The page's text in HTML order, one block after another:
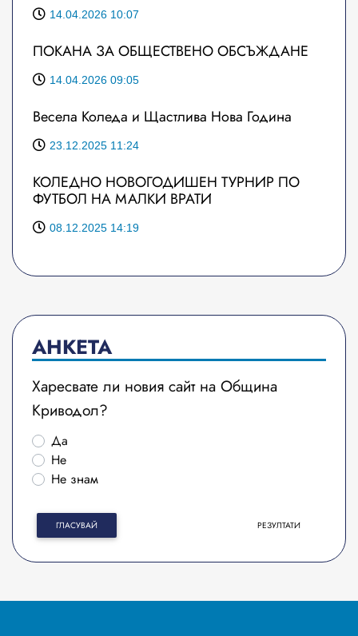
14.04.2026 10:07
ПОКАНА ЗА ОБЩЕСТВЕНО ОБСЪЖДАНЕ
14.04.2026 09:05
Весела Коледа и Щастлива Нова Година
23.12.2025 11:24
КОЛЕДНО НОВОГОДИШЕН ТУРНИР ПО
ФУТБОЛ НА МАЛКИ ВРАТИ
08.12.2025 14:19
АНКЕТА
Харесвате ли новия сайт на Община
Криводол?
Да
Не
Не знам
ГЛАСУВАЙ РЕЗУЛТАТИ